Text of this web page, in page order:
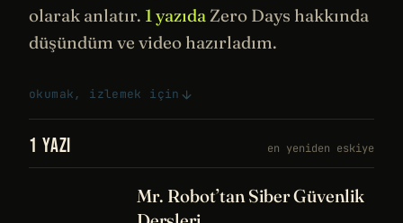
olarak anlatır. 1 yazıdaZero Days hakkında
düşündüm ve video hazırladım.
okumak, izlemek için
1 YAZI en yeniden eskiye
Mr. Robot’tan Siber Güvenlik